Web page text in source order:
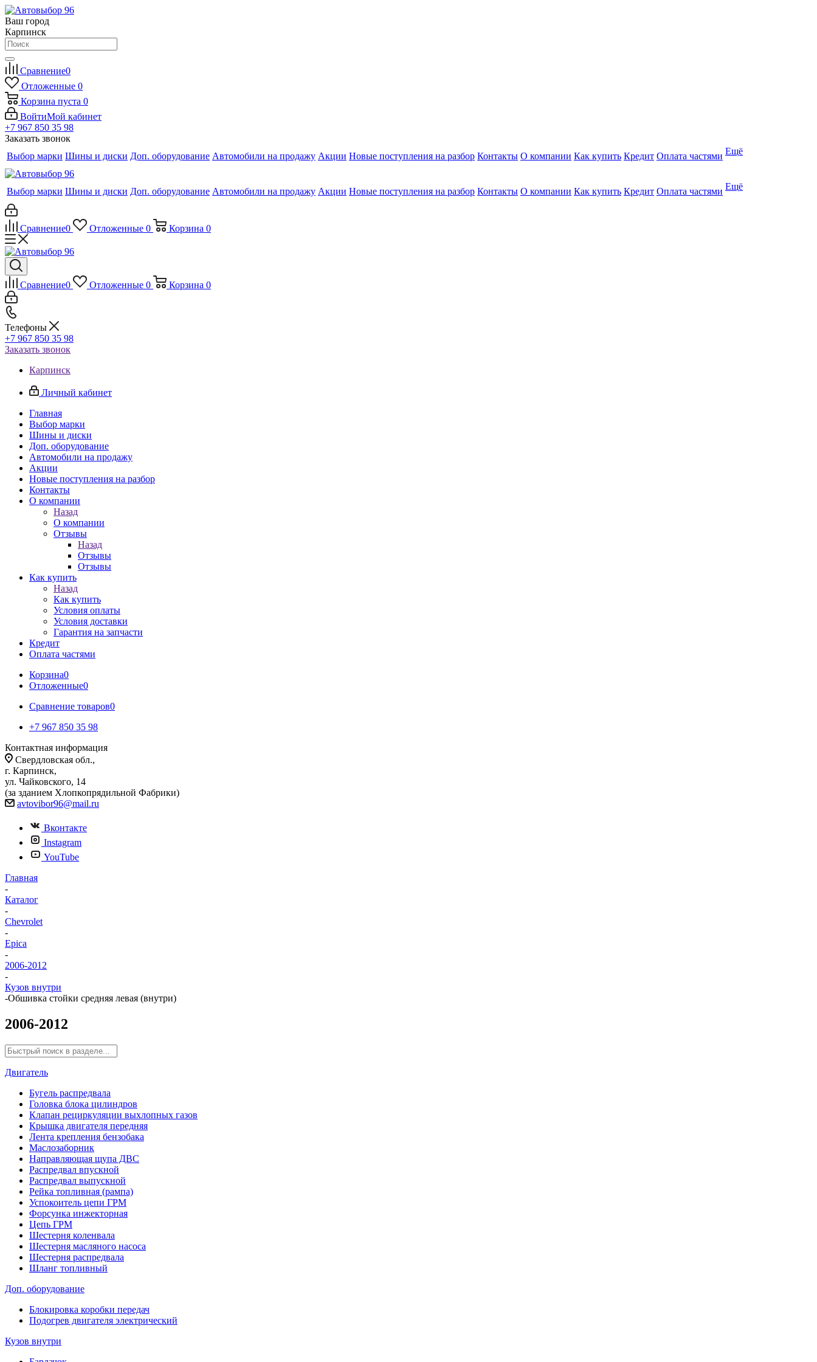
Ваш город
Карпинск
Сравнение0
Отложенные 0
Корзина пуста 0
ВойтиМой кабинет
+7 967 850 35 98
Заказать звонок
Выбор марки Шины и диски Доп. оборудование Автомобили на продажу Акции Новые поступления на разбор Контакты О компании Как купить Кредит Оплата частями Ещё
Выбор марки Шины и диски Доп. оборудование Автомобили на продажу Акции Новые поступления на разбор Контакты О компании Как купить Кредит Оплата частями Ещё
Сравнение0 Отложенные 0 Корзина 0
Сравнение0 Отложенные 0 Корзина 0
Телефоны
+7 967 850 35 98
Заказать звонок
Карпинск
Личный кабинет
Главная
Выбор марки
Шины и диски
Доп. оборудование
Автомобили на продажу
Акции
Новые поступления на разбор
Контакты
О компании
Назад
О компании
Отзывы
Назад
Отзывы
Отзывы
Как купить
Назад
Как купить
Условия оплаты
Условия доставки
Гарантия на запчасти
Кредит
Оплата частями
Корзина0
Отложенные0
Сравнение товаров0
+7 967 850 35 98
Контактная информация
Свердловская обл.,
г. Карпинск,
ул. Чайковского, 14
(за зданием Хлопкопрядильной Фабрики)
avtovibor96@mail.ru
Вконтакте
Instagram
YouTube
Главная
-
Каталог
-
Chevrolet
-
Epica
-
2006-2012
-
Кузов внутри
-Обшивка стойки средняя левая (внутри)
2006-2012
Двигатель
Бугель распредвала
Головка блока цилиндров
Клапан рециркуляции выхлопных газов
Крышка двигателя передняя
Лента крепления бензобака
Маслозаборник
Направляющая щупа ДВС
Распредвал впускной
Распредвал выпускной
Рейка топливная (рампа)
Успокоитель цепи ГРМ
Форсунка инжекторная
Цепь ГРМ
Шестерня коленвала
Шестерня масляного насоса
Шестерня распредвала
Шланг топливный
Доп. оборудование
Блокировка коробки передач
Подогрев двигателя электрический
Кузов внутри